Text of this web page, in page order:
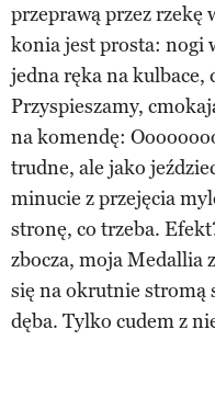
przeprawą przez rzekę
konia jest prosta: nogi
jedna ręka na kulbace,
Przyspieszamy,
na komendę:
trudne, ale jako
minucie z przejęcia
stronę, co trzeba.
zbocza, moja Medallia
się na okrutnie stromą
dęba. Tylko cudem z